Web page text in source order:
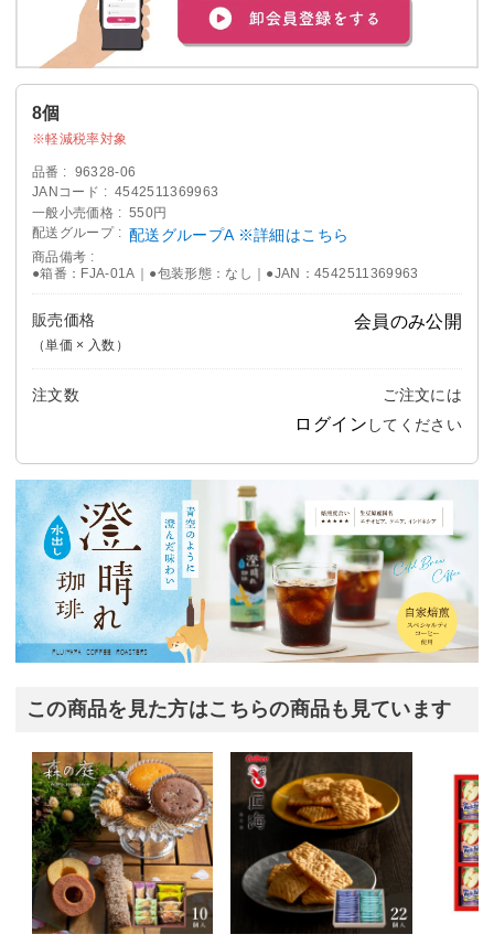
8個
軽減税率対象
品番
96328-06
JANコード
4542511369963
一般小売価格
550円
配送グループ
配送グループA ※詳細はこちら
商品備考
●箱番：FJA-01A｜●包装形態：なし｜●JAN：4542511369963
販売価格
（単価 × 入数）
会員のみ公開
注文数 ご注文には
ログイン してください
この商品を見た方はこちらの商品も見ています